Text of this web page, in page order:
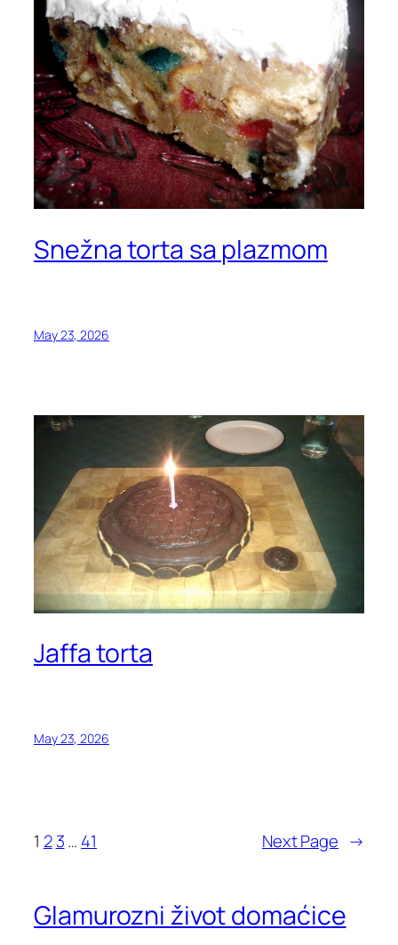
Snežna torta sa plazmom
May 23, 2026
Jaffa torta
May 23, 2026
1 2 3… 41 Next Page →
Glamurozni život domaćice